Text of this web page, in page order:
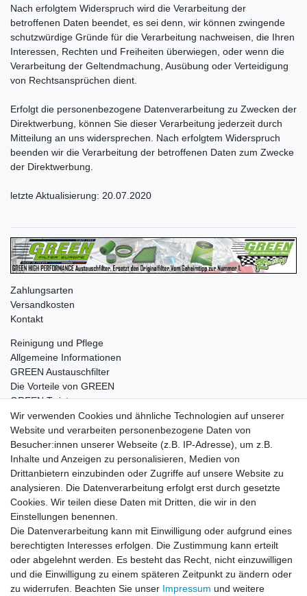
Nach erfolgtem Widerspruch wird die Verarbeitung der
betroffenen Daten beendet, es sei denn, wir können zwingende
schutzwürdige Gründe für die Verarbeitung nachweisen, die Ihren
Interessen, Rechten und Freiheiten überwiegen, oder wenn die
Verarbeitung der Geltendmachung, Ausübung oder Verteidigung
von Rechtsansprüchen dient.
Erfolgt die personenbezogene Datenverarbeitung zu Zwecken der
Direktwerbung, können Sie dieser Verarbeitung jederzeit durch
Mitteilung an uns widersprechen. Nach erfolgtem Widerspruch
beenden wir die Verarbeitung der betroffenen Daten zum Zwecke
der Direktwerbung.
letzte Aktualisierung: 20.07.2020
Zahlungsarten
Versandkosten
Kontakt
Reinigung und Pflege
Allgemeine Informationen
GREEN Austauschfilter
Die Vorteile von GREEN
GREEN Twister
Impressum Daten­schutz­erklärung AGB
Barrierefreiheitserklärung Widerrufs­recht
Vertrag widerrufen Kontakt
© Copyright 2026 | Alle Rechte vorbehalten.
Wir verwenden Cookies und ähnliche Technologien auf unserer
Website und verarbeiten personenbezogene Daten von
Besucher:innen unserer Webseite (z.B. IP-Adresse), um z.B.
Inhalte und Anzeigen zu personalisieren, Medien von
Drittanbietern einzubinden oder Zugriffe auf unsere Website zu
analysieren. Die Datenverarbeitung erfolgt erst durch gesetzte
Cookies. Wir teilen diese Daten mit Dritten, die wir in den
Einstellungen benennen.
Die Datenverarbeitung kann mit Einwilligung oder aufgrund eines
berechtigten Interesses erfolgen. Die Zustimmung kann erteilt
oder abgelehnt werden. Es besteht das Recht, nicht einzuwilligen
und die Einwilligung zu einem späteren Zeitpunkt zu ändern oder
zu widerrufen. Beachten Sie unser Impressum und weitere